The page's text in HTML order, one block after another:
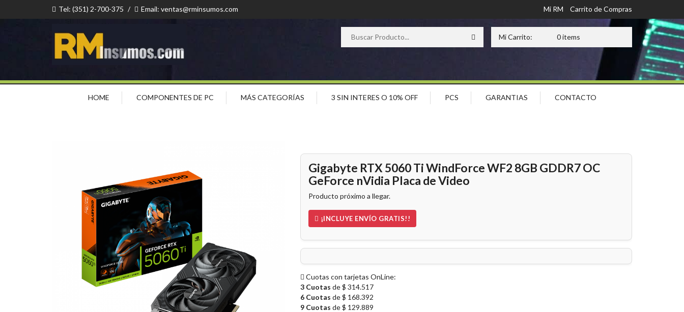
Tel: (351) 2-700-375 / Email: ventas@rminsumos.com Mi RM Carrito de Compras
Mi Carrito: 0 items
HOME COMPONENTES DE PC MÁS CATEGORÍAS 3 SIN INTERES O 10% OFF PCS GARANTIAS CONTACTO
Gigabyte RTX 5060 Ti WindForce WF2 8GB GDDR7 OC
GeForce nVidia Placa de Video
Producto próximo a llegar.
¡INCLUYE ENVÍO GRATIS!!
Cuotas con tarjetas OnLine:
3 Cuotas de $ 314.517
6 Cuotas de $ 168.392
9 Cuotas de $ 129.889